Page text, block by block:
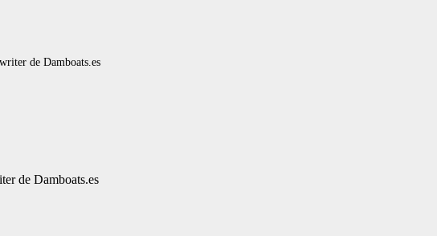
de Damboats.es
de Damboats.es